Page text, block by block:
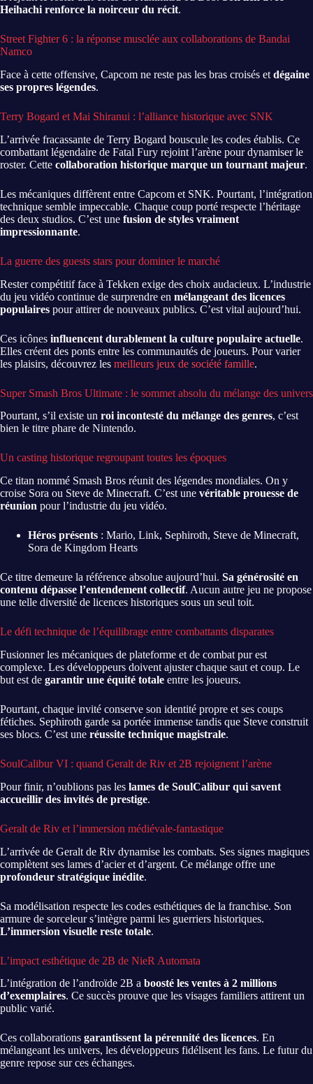
Heihachi renforce la noirceur du récit.
Street Fighter 6 : la réponse musclée aux collaborations de Bandai
Namco
Face à cette offensive, Capcom ne reste pas les bras croisés et dégaine
ses propres légendes.
Terry Bogard et Mai Shiranui : l’alliance historique avec SNK
L’arrivée fracassante de Terry Bogard bouscule les codes établis. Ce
combattant légendaire de Fatal Fury rejoint l’arène pour dynamiser le
roster. Cette collaboration historique marque un tournant majeur.
Les mécaniques diffèrent entre Capcom et SNK. Pourtant, l’intégration
technique semble impeccable. Chaque coup porté respecte l’héritage
des deux studios. C’est une fusion de styles vraiment
impressionnante.
La guerre des guests stars pour dominer le marché
Rester compétitif face à Tekken exige des choix audacieux. L’industrie
du jeu vidéo continue de surprendre en mélangeant des licences
populaires pour attirer de nouveaux publics. C’est vital aujourd’hui.
Ces icônes influencent durablement la culture populaire actuelle.
Elles créent des ponts entre les communautés de joueurs. Pour varier
les plaisirs, découvrez les meilleurs jeux de société famille.
Super Smash Bros Ultimate : le sommet absolu du mélange des univers
Pourtant, s’il existe un roi incontesté du mélange des genres, c’est
bien le titre phare de Nintendo.
Un casting historique regroupant toutes les époques
Ce titan nommé Smash Bros réunit des légendes mondiales. On y
croise Sora ou Steve de Minecraft. C’est une véritable prouesse de
réunion pour l’industrie du jeu vidéo.
Héros présents : Mario, Link, Sephiroth, Steve de Minecraft,
Sora de Kingdom Hearts
Ce titre demeure la référence absolue aujourd’hui. Sa générosité en
contenu dépasse l’entendement collectif. Aucun autre jeu ne propose
une telle diversité de licences historiques sous un seul toit.
Le défi technique de l’équilibrage entre combattants disparates
Fusionner les mécaniques de plateforme et de combat pur est
complexe. Les développeurs doivent ajuster chaque saut et coup. Le
but est de garantir une équité totale entre les joueurs.
Pourtant, chaque invité conserve son identité propre et ses coups
fétiches. Sephiroth garde sa portée immense tandis que Steve construit
ses blocs. C’est une réussite technique magistrale.
SoulCalibur VI : quand Geralt de Riv et 2B rejoignent l’arène
Pour finir, n’oublions pas les lames de SoulCalibur qui savent
accueillir des invités de prestige.
Geralt de Riv et l’immersion médiévale-fantastique
L’arrivée de Geralt de Riv dynamise les combats. Ses signes magiques
complètent ses lames d’acier et d’argent. Ce mélange offre une
profondeur stratégique inédite.
Sa modélisation respecte les codes esthétiques de la franchise. Son
armure de sorceleur s’intègre parmi les guerriers historiques.
L’immersion visuelle reste totale.
L’impact esthétique de 2B de NieR Automata
L’intégration de l’androïde 2B a boosté les ventes à 2 millions
d’exemplaires. Ce succès prouve que les visages familiers attirent un
public varié.
Ces collaborations garantissent la pérennité des licences. En
mélangeant les univers, les développeurs fidélisent les fans. Le futur du
genre repose sur ces échanges.